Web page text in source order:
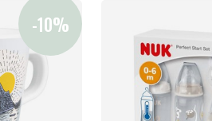
Lastenvaunut
turvaistuimet
paketti
& vauva